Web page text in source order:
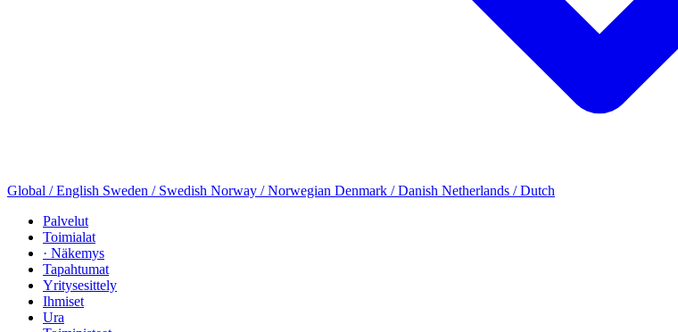
Global / English Sweden / Swedish Norway / Norwegian Denmark / Danish Netherlands / Dutch
Palvelut
Toimialat
· Näkemys
Tapahtumat
Yritysesittely
Ihmiset
Ura